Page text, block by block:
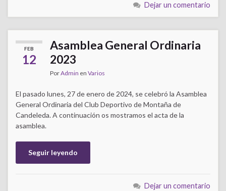
Dejar un comentario
FEB
12
Asamblea General Ordinaria
2023
PorAdmin en Varios
El pasado lunes, 27 de enero de 2024, se celebró la Asamblea
General Ordinaria del Club Deportivo de Montaña de
Candeleda. A continuación os mostramos el acta de la
asamblea.
Seguir leyendo
Dejar un comentario